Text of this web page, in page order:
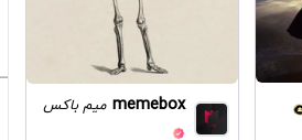
memebox میم باکس